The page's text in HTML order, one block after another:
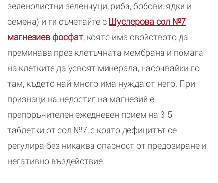
зеленолистни зеленчуци, риба, бобови, ядки и
семена) и ги съчетайте с Шуслерова сол №7
магнезиев фосфат, която има свойството да
преминава през клетъчната мембрана и помага
на клетките да усвоят минерала, насочвайки го
там, където най-много има нужда от него. При
признаци на недостиг на магнезий е
препоръчителен ежедневен прием на 3-5
таблетки от сол №7, с която дефицитът се
регулира без никаква опасност от предозиране и
негативно въздействие.